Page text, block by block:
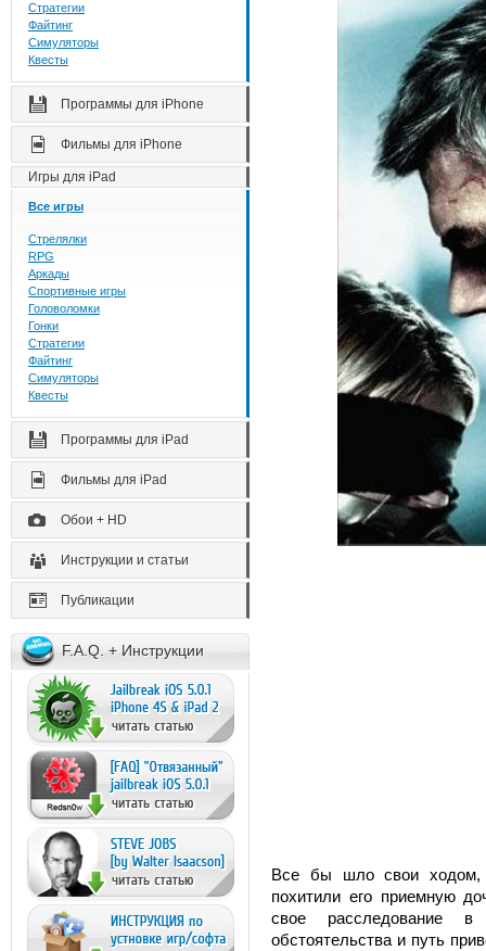
Стратегии
Файтинг
Симуляторы
Квесты
Программы для iPhone
Фильмы для iPhone
Игры для iPad
Все игры
Стрелялки
RPG
Аркады
Спортивные игры
Головоломки
Гонки
Стратегии
Файтинг
Симуляторы
Квесты
Программы для iPad
Фильмы для iPad
Обои + HD
Инструкции и статьи
Публикации
F.A.Q. + Инструкции
Все бы шло свои ходом,
похитили его приемную
свое расследование в
обстоятельства и путь